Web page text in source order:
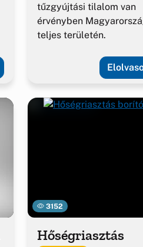
tűzgyújtási tilalom van
érvényben
teljes területén.
3152
Hőségriasztás